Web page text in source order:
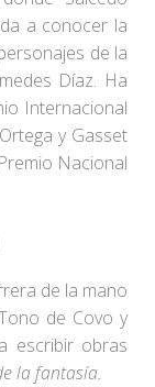
a conocer la
de la
Díaz. Ha
Internacional
y Gasset
Nacional
de la mano
de Covo y
escribir obras
la fantasía.